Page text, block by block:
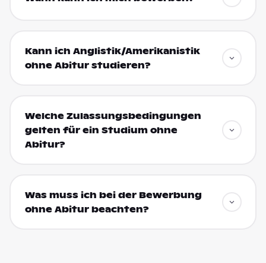
Kann ich Anglistik/Amerikanistik
ohne Abitur studieren?
Welche Zulassungsbedingungen
gelten für ein Studium ohne
Abitur?
Was muss ich bei der Bewerbung
ohne Abitur beachten?